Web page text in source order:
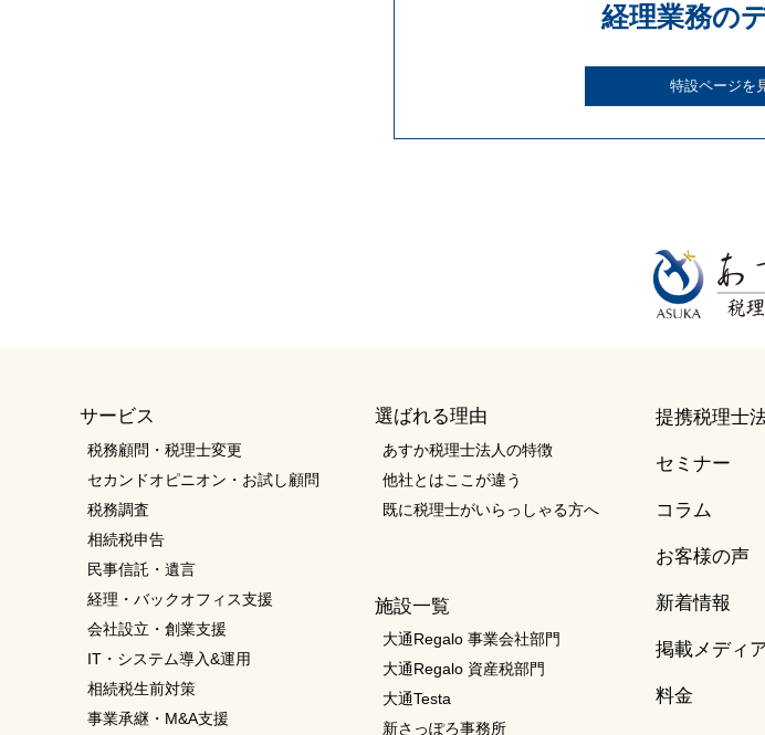
経理業務の
特設ページを
サービス
税務顧問・税理士変更
セカンドオピニオン・お試し顧問
税務調査
相続税申告
民事信託・遺言
経理・バックオフィス支援
会社設立・創業支援
IT・システム導入&運用
相続税生前対策
事業承継・M&A支援
選ばれる理由
あすか税理士法人の特徴
他社とはここが違う
既に税理士がいらっしゃる方へ
施設一覧
大通Regalo 事業会社部門
大通Regalo 資産税部門
大通Testa
新さっぽろ事務所
提携税理士
セミナー
コラム
お客様の声
新着情報
掲載メディ
料金